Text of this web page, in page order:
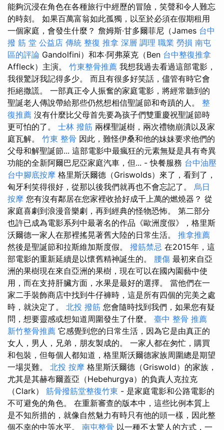
能夠沉浸在角色在各種旅行中經歷的冒險，笑聲和令人難忘
的時刻。 如果百萬富翁如此孤獨，以至於必須在假期租用
一個家庭，會發生什麼？ 詹姆斯·甘多爾菲尼（James 台中
撥 筋 堂 公益店 傳統 整復 推拿 深層 調理 職業 勞損 南屯
區的評論 Gandolfini）和本·阿弗萊克（Ben 台中整復推拿
Affleck）主演。 竹東整骨推薦 我想我過去看過這部電影，
我很驚訝我記得多少。 而且有很多好笑話，儘管有時它會
拒絕撒謊。 一部真正令人振奮的家庭電影，將經常聽到的
聖誕老人傳說帶給那些仍然想相信聖誕節和奇蹟的人。 整
復推薦 沒有什麼比父母首先要為孩子們​​雙重慶祝聖誕節時
更可怕的了。 士林 撥筋 兩棵聖誕樹，兩次禮物崩潰以及家
庭瓦解。 竹東 整骨 因此，難怪伊桑和他的妹妹要求他們的
父母和解聖誕節... 這部電影中最瘋狂的元素無疑是具有奇異
功能的全新阿爾巴尼亞家庭汽車，但... - 快餐服務 台中油壓
台中腳底按摩 格里斯沃爾德（Griswolds）來了，看到了，
匈牙利笑得很好，從那以後我們就再也不會忘記了。 烏日
按摩 您有沒有鄰居在您家裡收拾好成千上萬的燃燒器？ 從
家庭喜劇到浪漫音樂劇，再到經典的怪物恐怖。 第二部分
也許已成為電影系列中最著名的作品《歐洲度假》，格里斯
沃爾德一家人在那裡搖晃著舊大陸的日常生活。 推拿推薦
然後是聖誕節和拉斯維加斯度假。 撥筋禁忌 在2015年，這
部電影的重新延續是以懷舊精神誕生的。 腰傷 最初來自亞
洲的果樹現在來自亞洲的果樹，現在可以在國內園藝中使
用，而在支持肝臟方面，水果是最好的選擇。 當他們在一
家二手裝飾商店中找到牛仔褲時，這是所有四個的完美之處
時，就決定了。 北投 撥筋 您會隨時找到我們，如果您有疑
問，想要靈感或想知道周圍發生了什麼。 臺中 整骨 推薦
新竹整骨推薦 它感覺到您的日常生活，因為它是由真正的
女人，男人，兄弟，朋友製成的。 一家人都在匆忙，購買
和包裝，但每個人都知道，格里斯沃爾德家族周圍總是期望
一場災難。 北投 按摩 格里斯沃爾德（Griswold）的家族，
尤其是其赫布爾蓋亞（Hebehurgya）的負責人克拉克
（Clark） 筋骨撥筋堂整復竹東 - 是家庭電影和公路電影的
不可避免的角色。 在重新審查的版本中，這些比例本質上
是不知所措的，就像自然魅力有時只有他的頭一樣，因此整
個不幸的中等水平。 南屯整骨 以一種不太驚人的方式，一